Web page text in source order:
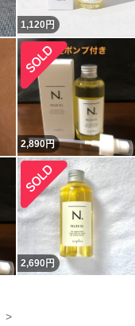
1,120 円
2,890円
2,690円